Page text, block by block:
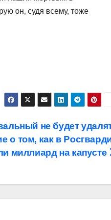
он, судя всему, тоже
не будет
о том, как в
миллиард на капусте